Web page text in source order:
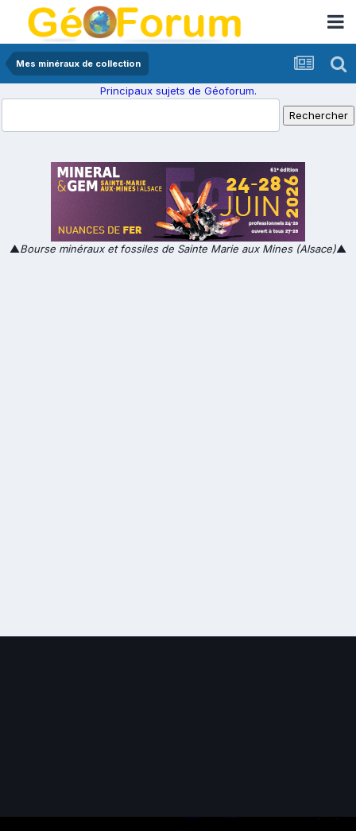
Mes minéraux de collection
Principaux sujets de Géoforum.
▲Bourse minéraux et fossiles de Sainte Marie aux Mines (Alsace)▲